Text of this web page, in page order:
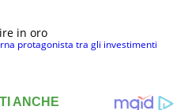
in oro
protagonista tra gli investimenti